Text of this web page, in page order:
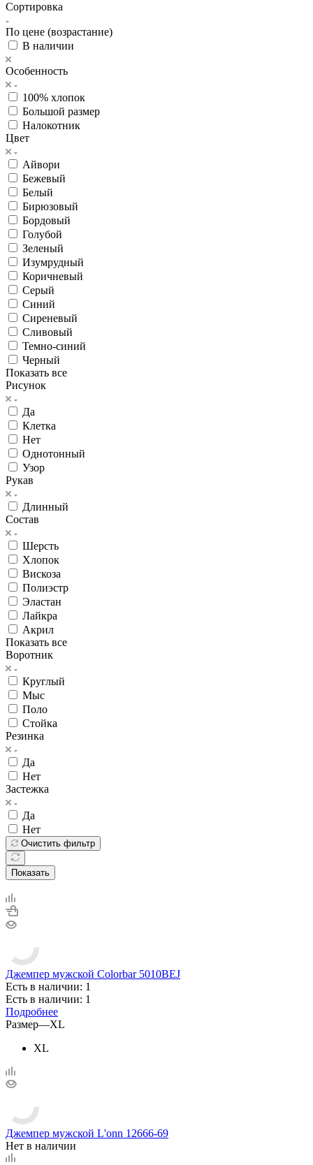
Сортировка
По цене (возрастание)
В наличии
Особенность
100% хлопок
Большой размер
Налокотник
Цвет
Айвори
Бежевый
Белый
Бирюзовый
Бордовый
Голубой
Зеленый
Изумрудный
Коричневый
Серый
Синий
Сиреневый
Сливовый
Темно-синий
Черный
Показать все
Рисунок
Да
Клетка
Нет
Однотонный
Узор
Рукав
Длинный
Состав
Шерсть
Хлопок
Вискоза
Полиэстр
Эластан
Лайкра
Акрил
Показать все
Воротник
Круглый
Мыс
Поло
Стойка
Резинка
Да
Нет
Застежка
Да
Нет
Очистить фильтр
Показать
Джемпер мужской Colorbar 5010BEJ
Есть в наличии: 1
Есть в наличии: 1
Подробнее
Размер—XL
XL
Джемпер мужской L'onn 12666-69
Нет в наличии